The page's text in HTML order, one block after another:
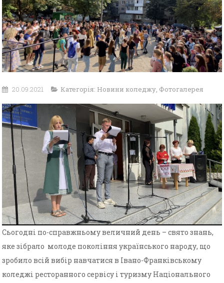
20.09.2021 Категорія: Новини коледжу, Фотогалерея
Сьогодні по-справжньому величний день – свято знань,
яке зібрало молоде покоління українського народу, що
зробило всій вибір навчатися в Івано-Франківському
коледжі ресторанного сервісу і туризму Національного